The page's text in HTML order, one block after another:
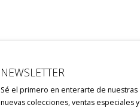
NEWSLETTER
Sé el primero en enterarte de nuestras
nuevas colecciones, ventas especiales y